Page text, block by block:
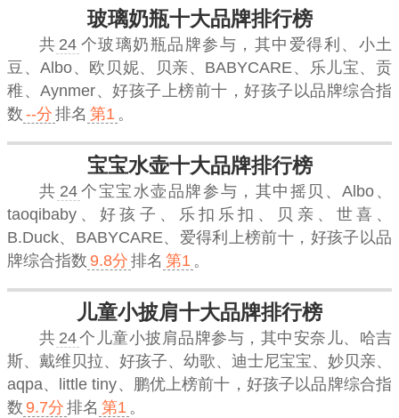
玻璃奶瓶十大品牌排行榜
共 24 个玻璃奶瓶品牌参与，其中爱得利、小土
豆、Albo、欧贝妮、贝亲、BABYCARE、乐儿宝、贡
稚、Aynmer、好孩子上榜前十， 好孩子 以品牌综合指
数 --分 排名 第1 。
宝宝水壶十大品牌排行榜
共 24 个宝宝水壶品牌参与，其中摇贝、Albo、
taoqibaby、好孩子、乐扣乐扣、贝亲、世喜、
B.Duck、BABYCARE、爱得利上榜前十， 好孩子 以品
牌综合指数 9.8分 排名 第1 。
儿童小披肩十大品牌排行榜
共 24个儿童小披肩品牌参与，其中安奈儿、哈吉
斯、戴维贝拉、好孩子、幼歌、迪士尼宝宝、妙贝亲、
aqpa、little tiny、鹏优上榜前十， 好孩子 以品牌综合指
数 9.7分 排名 第1 。